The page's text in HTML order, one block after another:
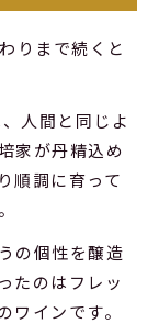
りまで続くと
人間と同じよ
家が丹精込め
順調に育って
の個性を醸造
たのはフレッ
インです。